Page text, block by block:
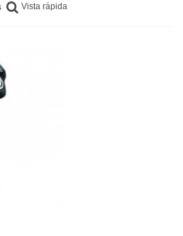
Vista rápida